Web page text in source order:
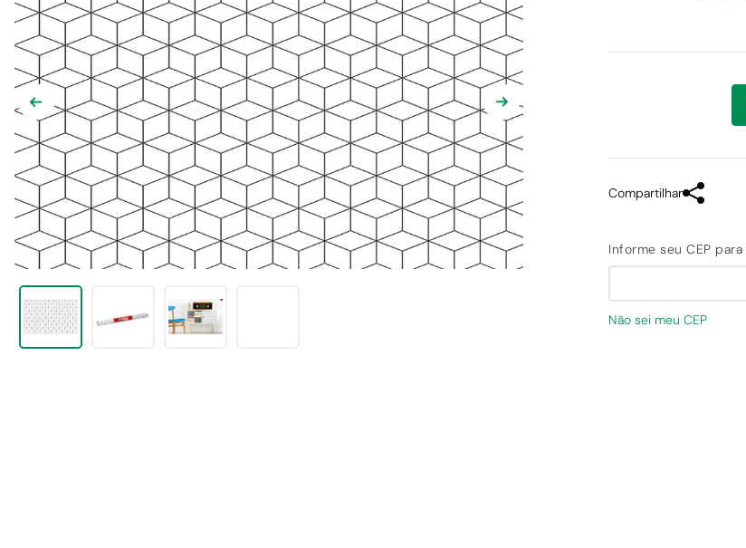
Compartilhar
Não sei meu CEP
8º porta
9º
chuveiro
10º comoda